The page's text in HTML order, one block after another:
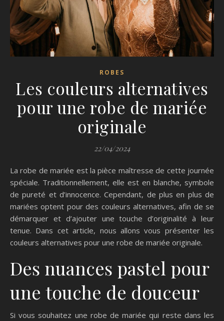
ROBES
Les couleurs alternatives
pour une robe de mariée
originale
22/04/2024
La robe de mariée est la pièce maîtresse de cette journée
spéciale. Traditionnellement, elle est en blanche, symbole
de pureté et d’innocence. Cependant, de plus en plus de
mariées optent pour des couleurs alternatives, afin de se
démarquer et d’ajouter une touche d’originalité à leur
tenue. Dans cet article, nous allons vous présenter les
couleurs alternatives pour une robe de mariée originale.
Des nuances pastel pour
une touche de douceur
Si vous souhaitez une robe de mariée qui reste dans les